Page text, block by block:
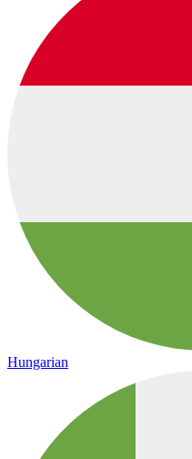
Hungarian